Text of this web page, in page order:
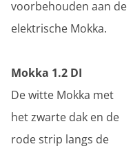
voorbehouden aan de
elektrische Mokka.
Mokka 1.2 DI
De witte Mokka met
het zwarte dak en de
rode strip langs de